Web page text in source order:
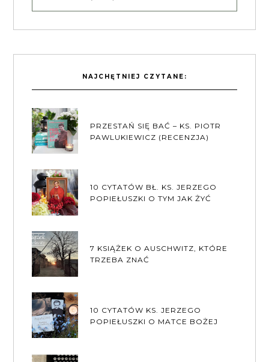
NAJCHĘTNIEJ CZYTANE:
PRZESTAŃ SIĘ BAĆ – KS. PIOTR
PAWLUKIEWICZ (RECENZJA)
10 CYTATÓW BŁ. KS. JERZEGO
POPIEŁUSZKI O TYM JAK ŻYĆ
7 KSIĄŻEK O AUSCHWITZ, KTÓRE
TRZEBA ZNAĆ
10 CYTATÓW KS. JERZEGO
POPIEŁUSZKI O MATCE BOŻEJ